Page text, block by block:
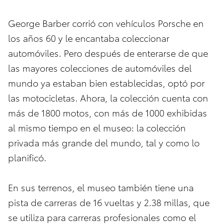
George Barber corrió con vehículos Porsche en
los años 60 y le encantaba coleccionar
automóviles. Pero después de enterarse de que
las mayores colecciones de automóviles del
mundo ya estaban bien establecidas, optó por
las motocicletas. Ahora, la colección cuenta con
más de 1800 motos, con más de 1000 exhibidas
al mismo tiempo en el museo: la colección
privada más grande del mundo, tal y como lo
planificó.
En sus terrenos, el museo también tiene una
pista de carreras de 16 vueltas y 2.38 millas, que
se utiliza para carreras profesionales como el